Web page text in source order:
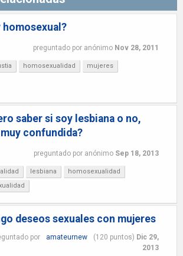
homosexual?
preguntado por anónimo Nov 28, 2011
homosexualidad mujeres
saber si soy lesbiana o no,
confundida?
preguntado por anónimo Sep 18, 2013
lesbiana
homosexualidad
deseos sexuales con mujeres
por amateurnew (120 puntos) Dic 29,
2013